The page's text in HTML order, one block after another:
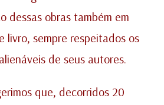
dessas obras também em
livro, sempre respeitados os
de seus autores.
que, decorridos 20